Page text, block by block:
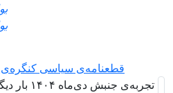
قطعنامه‌ی سیاسی
تجربه‌ی